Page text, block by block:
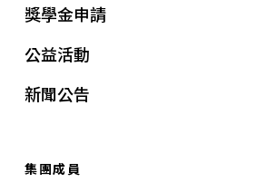
獎學金申請
公益活動
新聞公告
集團成員